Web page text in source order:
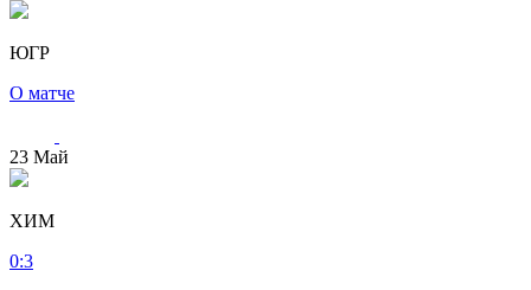
ЮГР
О матче
23 Май
ХИМ
0:3